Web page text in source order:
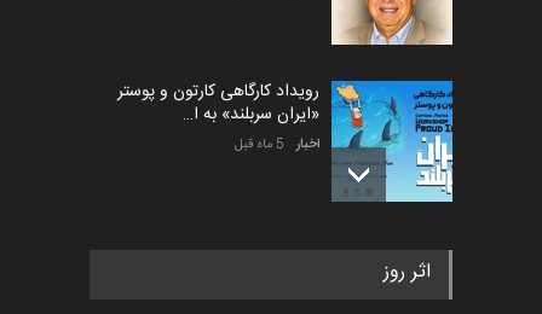
رویداد کارگاهی کارتون و پوستر
«ایران سربلند» به ا…
اخبار 5 ماه قبل
فراخوان رویداد کارگاهی کارتون و
اخبار 6 ماه قبل
اثر روز